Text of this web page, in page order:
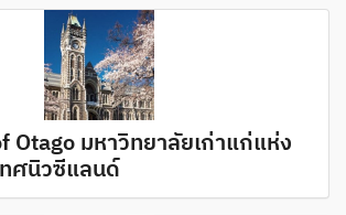
Otago มหาวิทยาลัยเก่าแก่แห่ง
ศนิวซีแลนด์